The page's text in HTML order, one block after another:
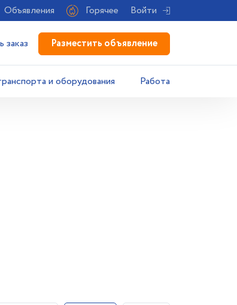
Объявления Горячее Войти
заказ Разместить объявление
и оборудования Работа